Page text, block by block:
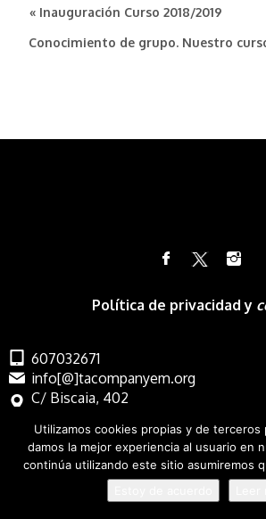
« Inauguración Curso 2018/2019
Conocimiento de grupo. Nuestro
Política de privacidad y
607032671
info[@]tacompanyem.org
C/ Biscaia, 402
Utilizamos cookies propias y de terceros
damos la mejor experiencia al usuario en
continúa utilizando este sitio asumiremos